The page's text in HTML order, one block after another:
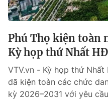
Phú Thọ kiện toàn
Kỳ họp thứ Nhất
VTV.vn - Kỳ họp thứ
đã kiện toàn các chức
kỳ 2026–2031 với yêu